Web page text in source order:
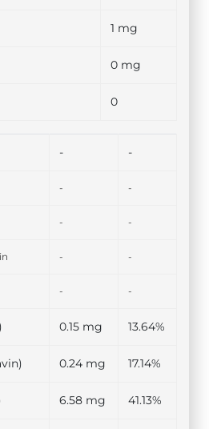
1 mg
0 mg
0
- -
- -
- -
- -
- -
0.15 mg 13.64%
0.24 mg 17.14%
6.58 mg 41.13%